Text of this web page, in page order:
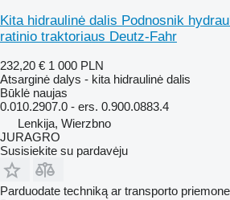
Kita hidraulinė dalis Podnosnik
ratinio traktoriaus Deutz-Fahr
232,20 € 1 000 PLN
Atsarginė dalys - kita hidraulinė dalis
Būklė naujas
0.010.2907.0 - ers. 0.900.0883.4
Lenkija, Wierzbno
JURAGRO
Susisiekite su pardavėju
Parduodate techniką ar transporto